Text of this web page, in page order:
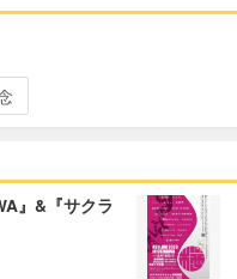
』&『サクラ